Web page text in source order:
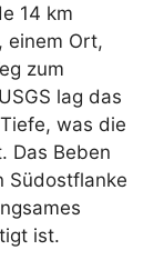
14 km
einem Ort,
zum
lag das
was die
Das Beben
Südostflanke
ist.